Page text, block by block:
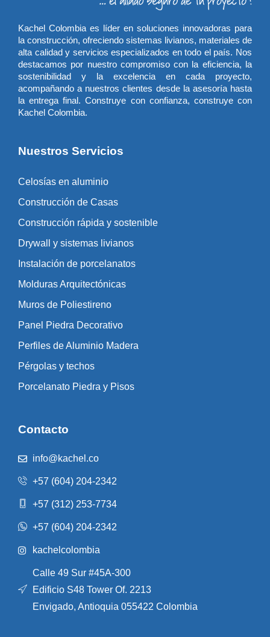
Kachel Colombia es líder en soluciones innovadoras para
la construcción, ofreciendo sistemas livianos, materiales de
alta calidad y servicios especializados en todo el país. Nos
destacamos por nuestro compromiso con la eficiencia, la
sostenibilidad y la excelencia en cada proyecto,
acompañando a nuestros clientes desde la asesoría hasta
la entrega final. Construye con confianza, construye con
Kachel Colombia.
Nuestros Servicios
Celosías en aluminio
Construcción de Casas
Construcción rápida y sostenible
Drywall y sistemas livianos
Instalación de porcelanatos
Molduras Arquitectónicas
Muros de Poliestireno
Panel Piedra Decorativo
Perfiles de Aluminio Madera
Pérgolas y techos
Porcelanato Piedra y Pisos
Contacto
info@kachel.co
+57 (604) 204-2342
+57 (312) 253-7734
+57 (604) 204-2342
kachelcolombia
Calle 49 Sur #45A-300
Edificio S48 Tower Of. 2213
Envigado, Antioquia 055422 Colombia